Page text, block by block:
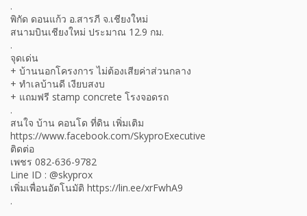
.
พิกัด ดอนแก้ว อ.สารภี จ.เชียงใหม่
สนามบินเชียงใหม่ ประมาณ 12.9 กม.
.
จุดเด่น
+ บ้านนอกโครงการ ไม่ต้องเสียค่าส่วนกลาง
+ ทำเลบ้านดี เงียบสงบ
+ แถมฟรี stamp concrete โรงจอดรถ
.
สนใจ บ้าน คอนโด ที่ดิน เพิ่มเติม
https://www.facebook.com/SkyproExecutive
ติดต่อ
เพชร 082-636-9782
Line ID : @skyprox
เพิ่มเพื่อนอัตโนมัติ https://lin.ee/xrFwhA9
.